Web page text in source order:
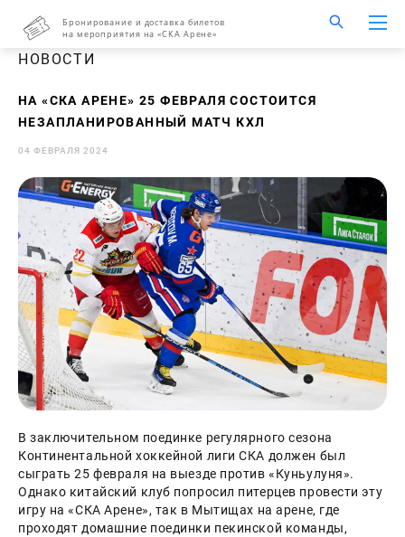
Бронирование и доставка билетов
на мероприятия на «СКА Арене»
НОВОСТИ
НА «СКА АРЕНЕ» 25 ФЕВРАЛЯ СОСТОИТСЯ
НЕЗАПЛАНИРОВАННЫЙ МАТЧ КХЛ
04 ФЕВРАЛЯ 2024
В заключительном поединке регулярного сезона
Континентальной хоккейной лиги СКА должен был
сыграть 25 февраля на выезде против «Куньулуня».
Однако китайский клуб попросил питерцев провести эту
игру на «СКА Арене», так в Мытищах на арене, где
проходят домашние поединки пекинской команды,